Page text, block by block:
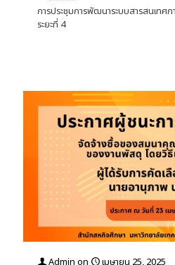
การประชุมการพัฒนาระบบสารสนเทศ
ระยะที่ 4